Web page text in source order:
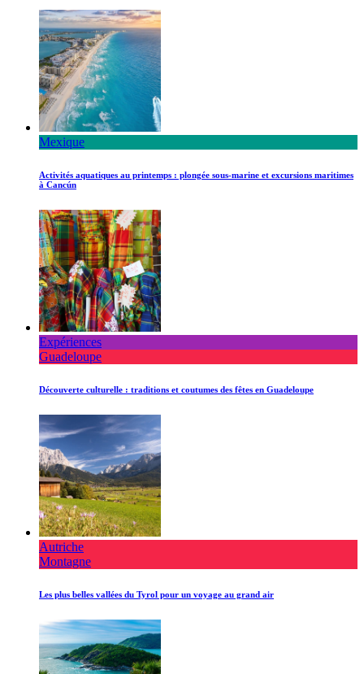
Mexique
Activités aquatiques au printemps : plongée sous-marine et excursions maritimes
à Cancún
Expériences
Guadeloupe
Découverte culturelle : traditions et coutumes des fêtes en Guadeloupe
Autriche
Montagne
Les plus belles vallées du Tyrol pour un voyage au grand air